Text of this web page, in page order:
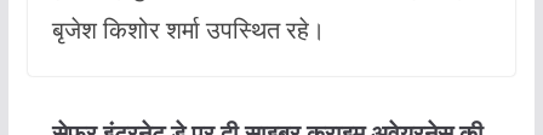
बृजेश किशोर शर्मा उपस्थित रहे।